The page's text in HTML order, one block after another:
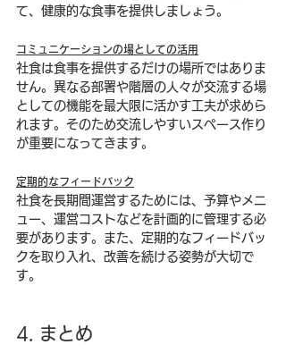
て、健康的な食事を提供しましょう。
コミュニケーションの場としての活用
社食は食事を提供するだけの場所ではありま
せん。異なる部署や階層の人々が交流する場
としての機能を最大限に活かす工夫が求めら
れます。そのため交流しやすいスペース作り
が重要になってきます。
定期的なフィードバック
社食を長期間運営するためには、予算やメニ
ュー、運営コストなどを計画的に管理する必
要があります。また、定期的なフィードバッ
クを取り入れ、改善を続ける姿勢が大切で
す。
4. まとめ